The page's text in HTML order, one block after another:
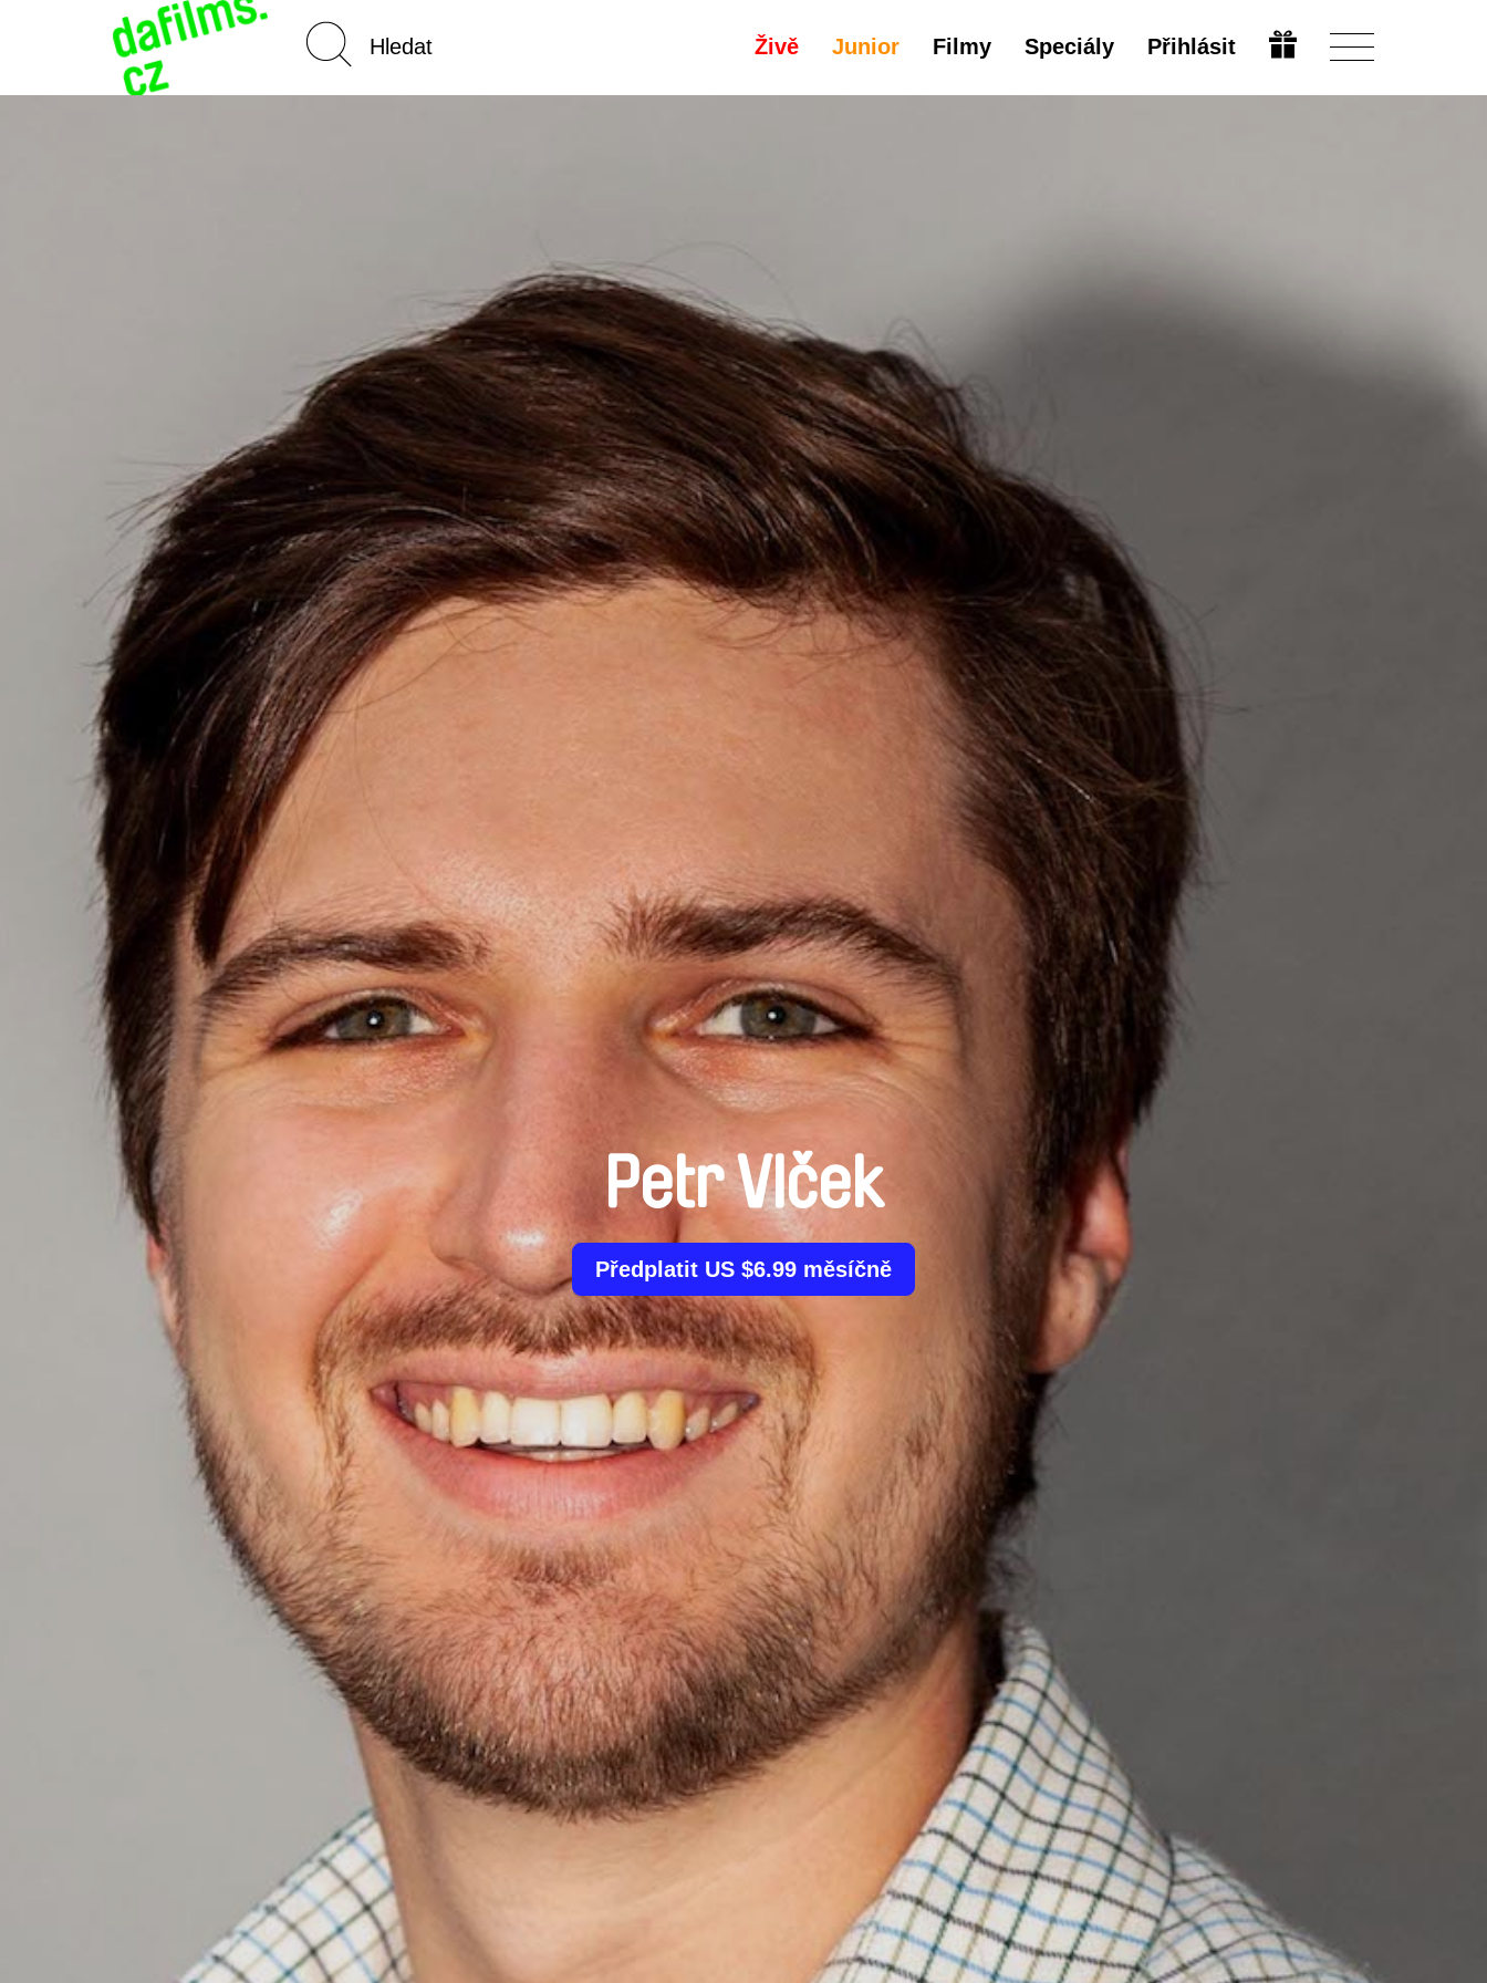
Živě Junior Filmy Speciály Přihlásit
Petr Vlček
Předplatit US $6.99 měsíčně